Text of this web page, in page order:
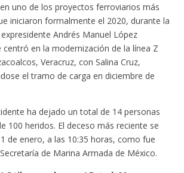
uno de los proyectos ferroviarios más
iniciaron formalmente el 2020, durante la
Andrés Manuel López
centró en la modernización de la línea Z
Veracruz, con Salina Cruz,
el tramo de carga en diciembre de
ha dejado un total de 14 personas
100 heridos. El deceso más reciente se
de enero, a las 10:35 horas, como fue
de Marina Armada de México.